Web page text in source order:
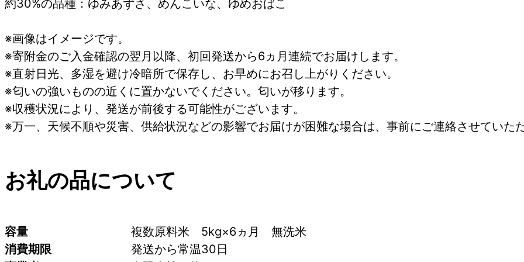
約30%の品種：ゆみあずさ、めんこいな、ゆめおばこ
※画像はイメージです。
※寄附金のご入金確認の翌月以降、初回発送から6ヵ月連続でお届けします。
※直射日光、多湿を避け冷暗所で保存し、お早めにお召し上がりください。
※匂いの強いものの近くに置かないでください。匂いが移ります。
※収穫状況により、発送が前後する可能性がございます。
※万一、天候不順や災害、供給状況などの影響でお届けが困難な場合は、事前にご連絡させていただ
お礼の品について
容量
複数原料米　5kg×6ヵ月　無洗米
消費期限
発送から常温30日